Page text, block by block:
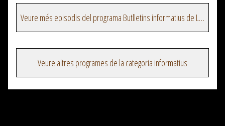
Veure més episodis del programa Butlletins informatius de La Xarxa
Veure altres programes de la categoria informatius